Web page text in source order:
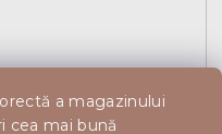
a magazinului
cea mai bună